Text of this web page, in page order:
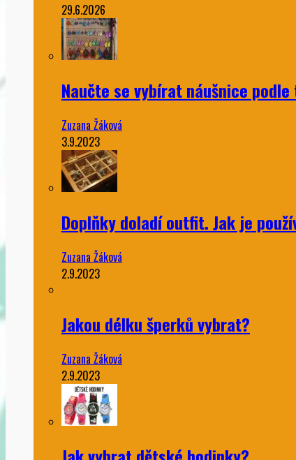
29.6.2026
Naučte se vybírat náušnice
Zuzana Žáková
3.9.2023
Doplňky doladí outfit. Jak je
Zuzana Žáková
2.9.2023
Jakou délku šperků vybrat?
Zuzana Žáková
2.9.2023